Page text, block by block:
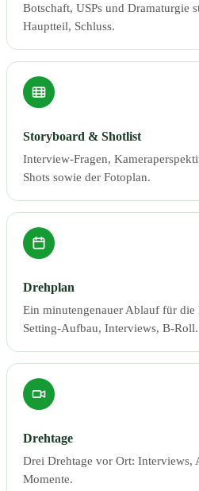
Botschaft, USPs und Dramaturgie
Hauptteil, Schluss.
Storyboard & Shotlist
Interview-Fragen,
Shots sowie der Fotoplan.
Drehplan
Ein minutengenauer Ablauf für die
Setting-Aufbau, Interviews, B-Roll.
Drehtage
Drei Drehtage vor Ort: Interviews,
Momente.